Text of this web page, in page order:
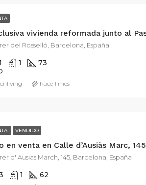
del Rosselló, Barcelona, España
1 73
hace 1 mes
VENDIDO
en venta en Calle d’Ausiàs Marc, 145
d' Ausias March, 145, Barcelona, España
1 62
ALQUILER DESTACADO